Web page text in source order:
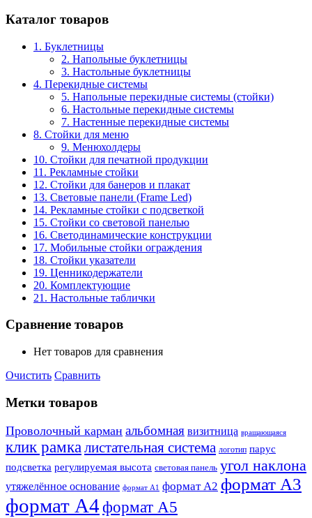
Каталог товаров
1. Буклетницы
2. Напольные буклетницы
3. Настольные буклетницы
4. Перекидные системы
5. Напольные перекидные системы (стойки)
6. Настольные перекидные системы
7. Настенные перекидные системы
8. Стойки для меню
9. Менюхолдеры
10. Стойки для печатной продукции
11. Рекламные стойки
12. Стойки для банеров и плакат
13. Световые панели (Frame Led)
14. Рекламные стойки с подсветкой
15. Стойки со световой панелью
16. Светодинамические конструкции
17. Мобильные стойки ограждения
18. Стойки указатели
19. Ценникодержатели
20. Комплектующие
21. Настольные таблички
Сравнение товаров
Нет товаров для сравнения
Очистить Сравнить
Метки товаров
Проволочный карман альбомная визитница вращающаяся
клик рамкалистательная система логотип парус
подсветка регулируемая высота световая панель угол наклона
утяжелённое основание формат А1 формат А2 формат А3
формат А4 формат А5